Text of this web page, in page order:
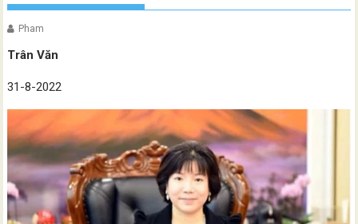
Pham
Trân Văn
31-8-2022